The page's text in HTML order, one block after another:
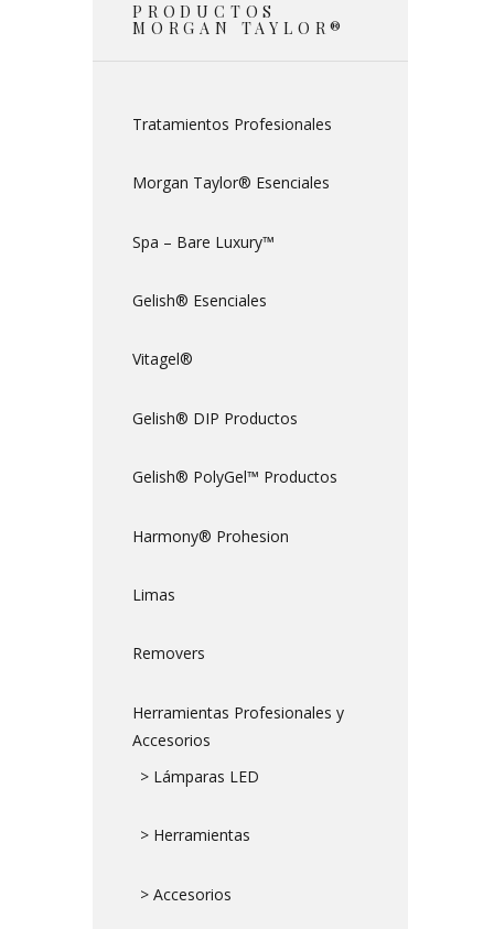
PRODUCTOS
MORGAN TAYLOR®
Tratamientos Profesionales
Morgan Taylor® Esenciales
Spa – Bare Luxury™
Gelish® Esenciales
Vitagel®
Gelish® DIP Productos
Gelish® PolyGel™ Productos
Harmony® Prohesion
Limas
Removers
Herramientas Profesionales y
Accesorios
> Lámparas LED
> Herramientas
> Accesorios